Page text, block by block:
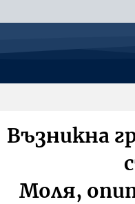
Възникна
Моля,